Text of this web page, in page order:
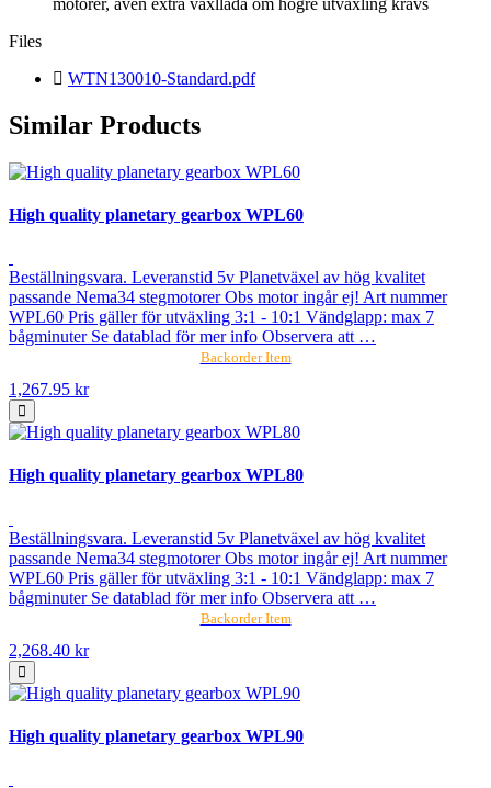
Files
WTN130010-Standard.pdf
Similar Products
High quality planetary gearbox WPL60
Beställningsvara. Leveranstid 5v Planetväxel av hög kvalitet
passande Nema34 stegmotorer Obs motor ingår ej! Art nummer
WPL60 Pris gäller för utväxling 3:1 - 10:1 Vändglapp: max 7
bågminuter Se datablad för mer info Observera att …
Backorder Item
1,267.95 kr
High quality planetary gearbox WPL80
Beställningsvara. Leveranstid 5v Planetväxel av hög kvalitet
passande Nema34 stegmotorer Obs motor ingår ej! Art nummer
WPL60 Pris gäller för utväxling 3:1 - 10:1 Vändglapp: max 7
bågminuter Se datablad för mer info Observera att …
Backorder Item
2,268.40 kr
High quality planetary gearbox WPL90